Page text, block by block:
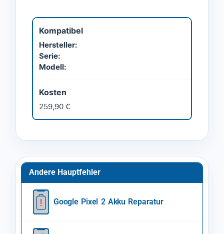
Kompatibel
Hersteller:
Serie:
Modell:
Kosten
259,90 €
Andere Hauptfehler
Google Pixel 2 Akku Reparatur